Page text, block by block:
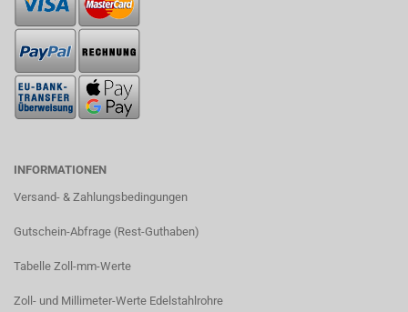
INFORMATIONEN
Versand- & Zahlungsbedingungen​
Gutschein-Abfrage (Rest-Guthaben)
Tabelle Zoll-mm-Werte
Zoll- und Millimeter-Werte Edelstahlrohre